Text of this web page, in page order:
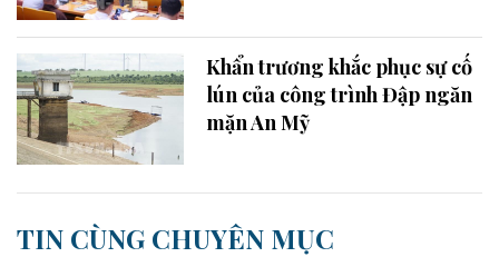
Khẩn trương khắc phục sự cố
lún của công trình Đập ngăn
mặn An Mỹ
TIN CÙNG CHUYÊN MỤC